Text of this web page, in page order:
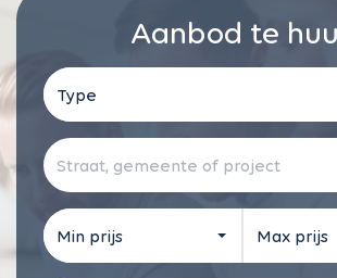
Aanbod te
Type
Min prijs Max prijs